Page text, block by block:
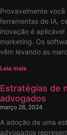
Provavelmente
ferramentas de IA,
inovação é
marketing. Os
vêm levando as
Leia mais
Estratégias de
advogados
março 26, 2024
A adoção de uma
advogados